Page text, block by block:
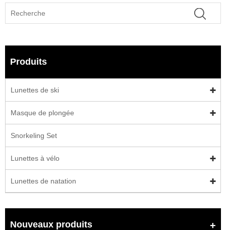
Produits
Lunettes de ski
Masque de plongée
Snorkeling Set
Lunettes à vélo
Lunettes de natation
Nouveaux produits